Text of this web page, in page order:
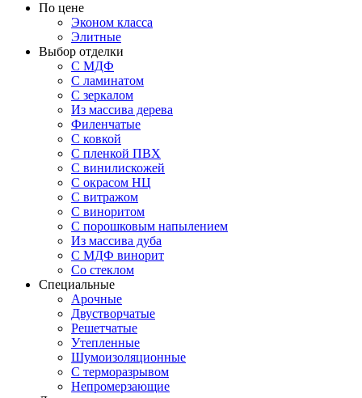
По цене
Эконом класса
Элитные
Выбор отделки
С МДФ
С ламинатом
С зеркалом
Из массива дерева
Филенчатые
С ковкой
С пленкой ПВХ
С винилискожей
С окрасом НЦ
С витражом
С виноритом
С порошковым напылением
Из массива дуба
С МДФ винорит
Со стеклом
Специальные
Арочные
Двустворчатые
Решетчатые
Утепленные
Шумоизоляционные
С терморазрывом
Непромерзающие